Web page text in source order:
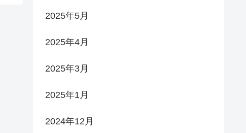
2025年5月
2025年4月
2025年3月
2025年1月
2024年12月